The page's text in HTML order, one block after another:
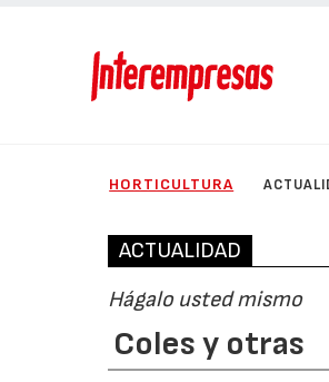
HORTICULTURA
ACTUALIDAD
Hágalo usted mismo
Coles y otras